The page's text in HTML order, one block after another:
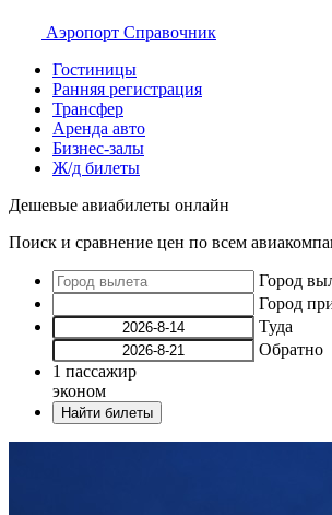
Аэропорт Справочник
Гостиницы
Ранняя регистрация
Трансфер
Аренда авто
Бизнес-залы
Ж/д билеты
Дешевые авиабилеты онлайн
Поиск и сравнение цен по всем
Город
Город
Туда
Обратно
1 пассажир
эконом
Найти билеты